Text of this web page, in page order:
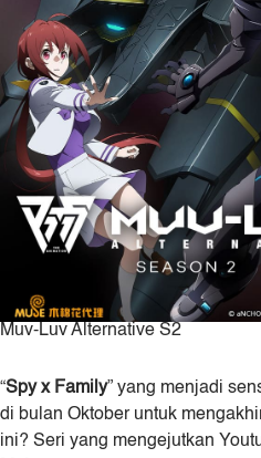
Muv-Luv Alternative S2
“Spy x Family” yang menjadi
di bulan Oktober untuk
ini? Seri yang mengejutkan